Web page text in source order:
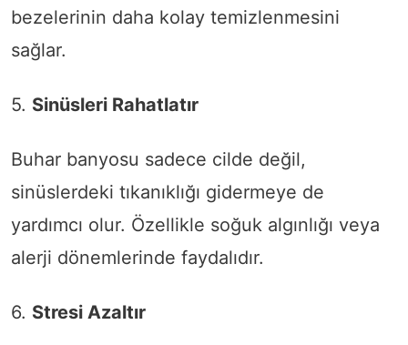
bezelerinin daha kolay temizlenmesini
sağlar.
5. Sinüsleri Rahatlatır
Buhar banyosu sadece cilde değil,
sinüslerdeki tıkanıklığı gidermeye de
yardımcı olur. Özellikle soğuk algınlığı veya
alerji dönemlerinde faydalıdır.
6. Stresi Azaltır